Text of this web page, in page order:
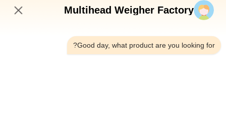
أرسلي الآن
Multihead Weigher Factory
Good day, what product are you looking for?